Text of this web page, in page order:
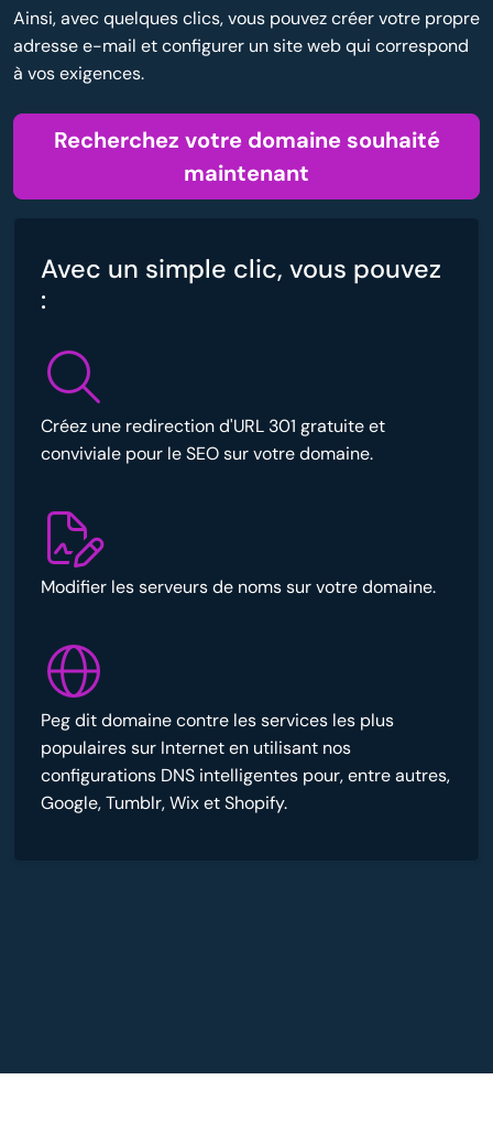
Ainsi, avec quelques clics, vous pouvez créer votre propre
adresse e-mail et configurer un site web qui correspond
à vos exigences.
Recherchez votre domaine souhaité
maintenant
Avec un simple clic, vous pouvez
:
Créez une redirection d'URL 301 gratuite et
conviviale pour le SEO sur votre domaine.
Modifier les serveurs de noms sur votre domaine.
Peg dit domaine contre les services les plus
populaires sur Internet en utilisant nos
configurations DNS intelligentes pour, entre autres,
Google, Tumblr, Wix et Shopify.